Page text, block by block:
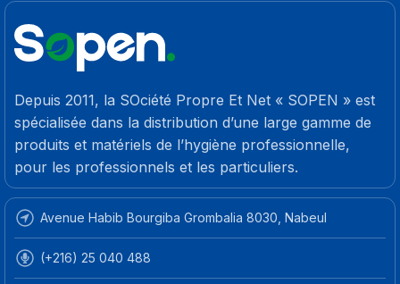
Depuis 2011, la SOciété Propre Et Net « SOPEN » est
spécialisée dans la distribution d’une large gamme de
produits et matériels de l’hygiène professionnelle,
pour les professionnels et les particuliers.
Avenue Habib Bourgiba Grombalia 8030, Nabeul
(+216) 25 040 488